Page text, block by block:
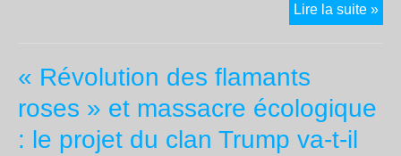
Lire la suite »«
« Révolution des flamants
roses » et massacre écologique
: le projet du clan Trump va-t-il